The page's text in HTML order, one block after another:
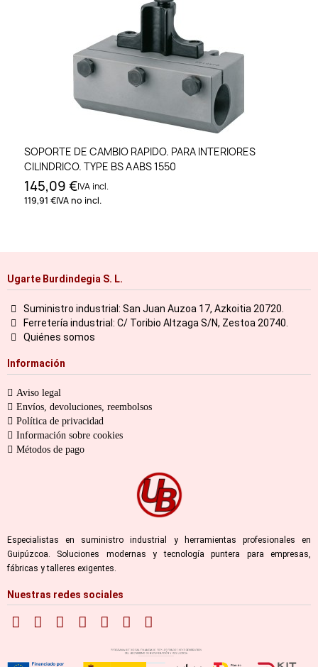
SOPORTE DE CAMBIO RAPIDO. PARA INTERIORES
CILINDRICO. TYPE BS AABS 1550
145,09 €IVA incl.
119,91 €IVA no incl.
Ugarte Burdindegia S. L.
Suministro industrial: San Juan Auzoa 17, Azkoitia 20720.
Ferretería industrial: C/ Toribio Altzaga S/N, Zestoa 20740.
Quiénes somos
Información
Aviso legal
Envíos, devoluciones, reembolsos
Política de privacidad
Información sobre cookies
Métodos de pago
Especialistas en suministro industrial y herramientas profesionales en
Guipúzcoa. Soluciones modernas y tecnología puntera para empresas,
fábricas y talleres exigentes.
Nuestras redes sociales